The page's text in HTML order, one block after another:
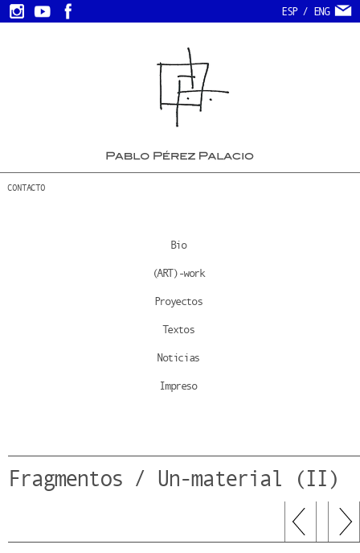
ESP/ ENG
CONTACTO
Bio
(ART)-work
Proyectos
Textos
Noticias
Impreso
Fragmentos / Un-material (II)